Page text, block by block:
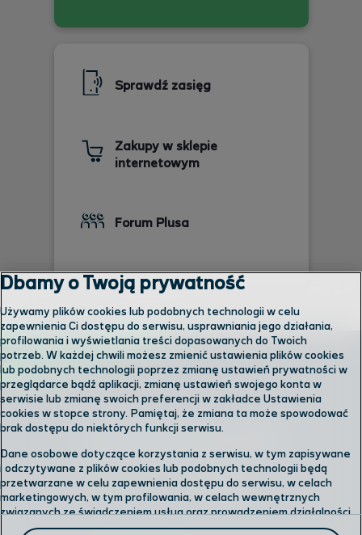
Sprawdź zasięg
Zakupy w sklepie
internetowym
Forum Plusa
Skontaktuj się z nami
Odwiedź nas w salonie
Dbamy o Twoją prywatność
Używamy plików cookies lub podobnych technologii w celu
zapewnienia Ci dostępu do serwisu, usprawniania jego działania,
profilowania i wyświetlania treści dopasowanych do Twoich
potrzeb. W każdej chwili możesz zmienić ustawienia plików cookies
lub podobnych technologii poprzez zmianę ustawień prywatności w
przeglądarce bądź aplikacji, zmianę ustawień swojego konta w
serwisie lub zmianę swoich preferencji w zakładce Ustawienia
cookies w stopce strony. Pamiętaj, że zmiana ta może spowodować
brak dostępu do niektórych funkcji serwisu.
Dane osobowe dotyczące korzystania z serwisu, w tym zapisywane
i odczytywane z plików cookies lub podobnych technologii będą
przetwarzane w celu zapewnienia dostępu do serwisu, w celach
marketingowych, w tym profilowania, w celach wewnętrznych
związanych ze świadczeniem usług oraz prowadzeniem działalności
gospodarczej, w tym dowodowych, analitycznych i statystycznych,